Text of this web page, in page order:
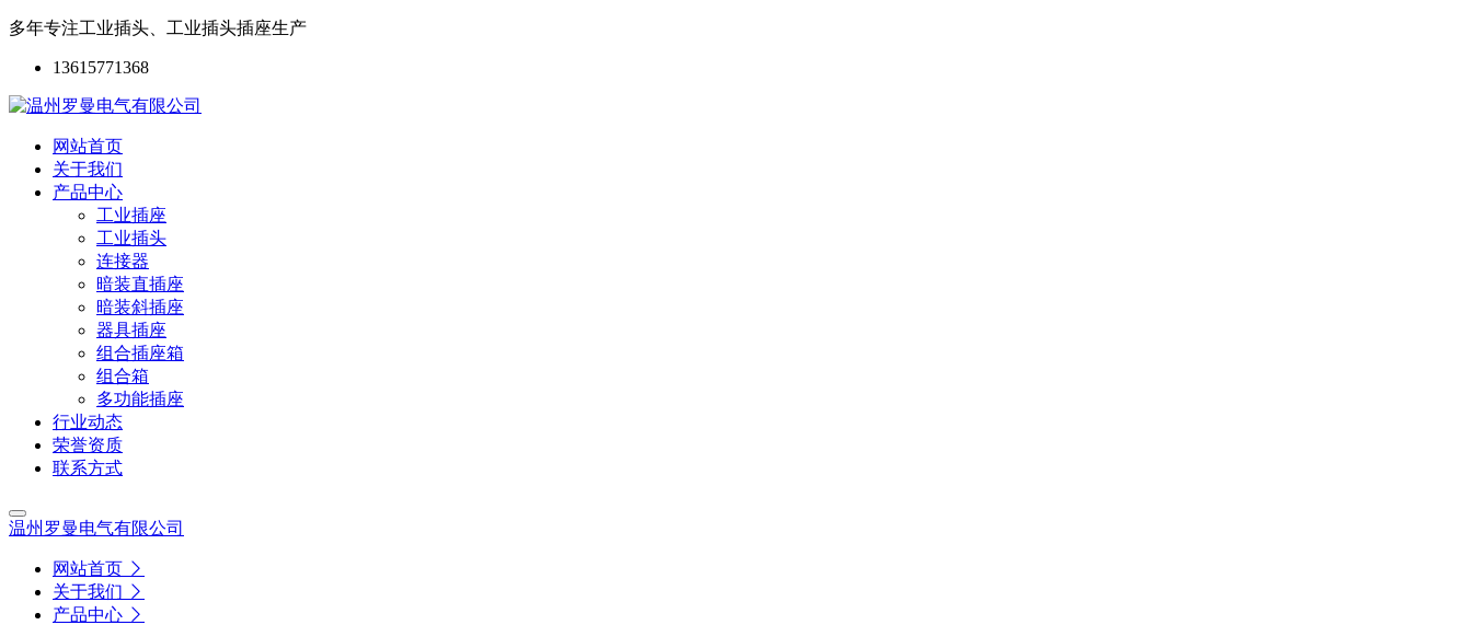
多年专注工业插头、工业插头插座生产
13615771368
网站首页
关于我们
产品中心
工业插座
工业插头
连接器
暗装直插座
暗装斜插座
器具插座
组合插座箱
组合箱
多功能插座
行业动态
荣誉资质
联系方式
温州罗曼电气有限公司
网站首页
关于我们
产品中心